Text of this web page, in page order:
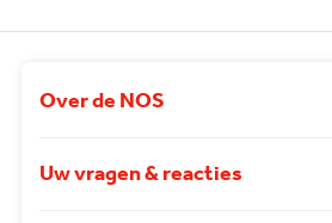
Over de NOS
Uw vragen & reacties